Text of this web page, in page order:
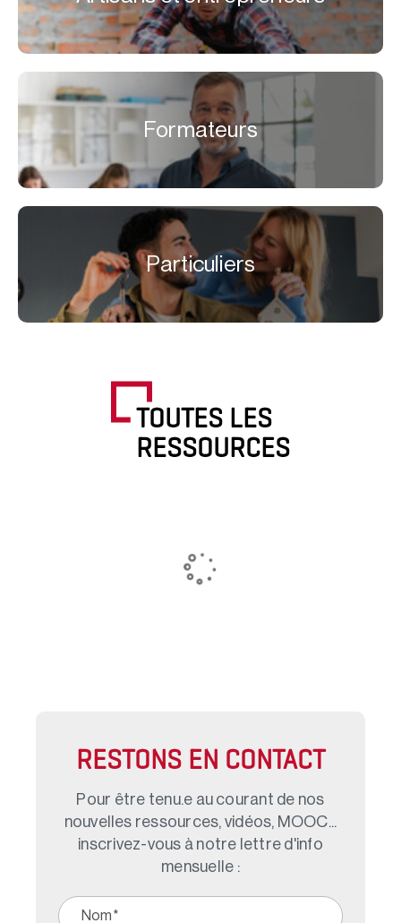
Formateurs
Particuliers
TOUTES LES
RESSOURCES
RESTONS EN CONTACT
Pour être tenu.e au courant de nos
nouvelles ressources, vidéos, MOOC...
inscrivez-vous à notre lettre d'info
mensuelle :